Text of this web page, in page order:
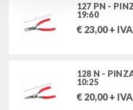
127 PN -
19:60
€ 23,00+ IVA
128 N -
10:25
€ 20,00+ IVA